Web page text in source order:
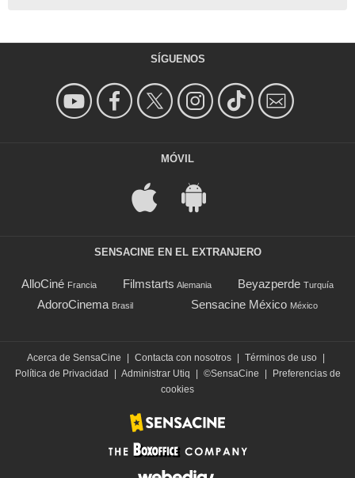
SÍGUENOS
MÓVIL
SENSACINE EN EL EXTRANJERO
AlloCiné Francia Filmstarts Alemania Beyazperde Turquía
AdoroCinema Brasil Sensacine México México
Acerca de SensaCine | Contacta con nosotros | Términos de uso |
Política de Privacidad
| Administrar Utiq | ©SensaCine |
Preferencias de
cookies